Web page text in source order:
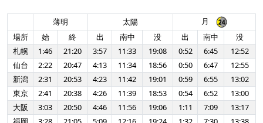
薄明 太陽
月
場所
始 終 出 南中 没 出 南中
没
札幌
1:46 21:20 3:57 11:33 19:08 0:52 6:45
12:52
仙台
2:22 20:47 4:13 11:34 18:56 0:50 6:47
12:55
新潟
2:31 20:53 4:23 11:42 19:01 0:59 6:55
13:02
東京
2:41 20:38 4:26 11:39 18:53 0:54 6:52
13:00
大阪
3:03 20:50 4:46 11:56 19:06 1:11 7:09
13:17